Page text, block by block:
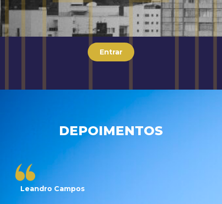
Entrar
DEPOIMENTOS
Leandro Campos